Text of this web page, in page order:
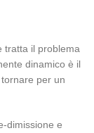
tratta il problema
dinamico è il
per un
dimissione e